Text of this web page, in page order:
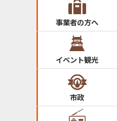
事業者の方へ
イベント観光
市政